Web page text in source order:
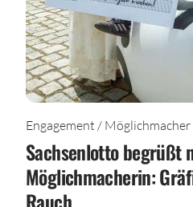
Engagement / Möglichmacher
Sachsenlotto begrüßt
Möglichmacherin: